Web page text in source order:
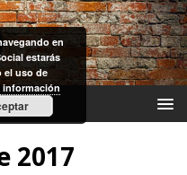
2017
en
estarás
el uso de
información